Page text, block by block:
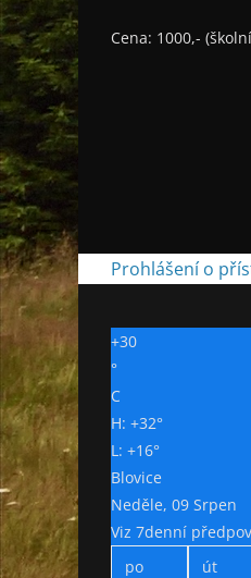
Cena: 1000,-
Prohlášení o
+30
°
C
H: +32°
L: +16°
Blovice
Neděle, 09 Srpen
Viz 7denní
po
út